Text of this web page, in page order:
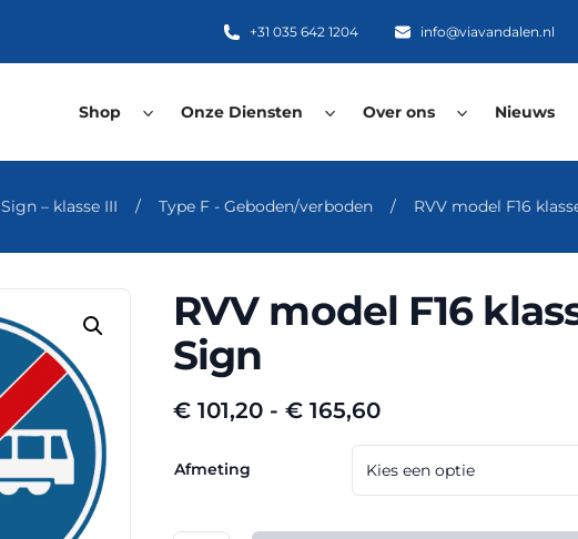
+31 035 642 1204 info@viavandalen.nl
Shop Onze Diensten Over ons Nieuws
– klasse III / Type F - Geboden/verboden / RVV model F16
RVV model F16
Sign
€ 101,20 - € 165,60Prijsklasse:
€ 101,20
tot
€ 165,60
Afmeting